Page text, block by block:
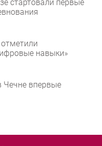
стартовали первые
навыки»
Чечне впервые